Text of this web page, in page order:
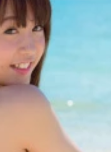
プを卒業した多田愛佳ちゃん